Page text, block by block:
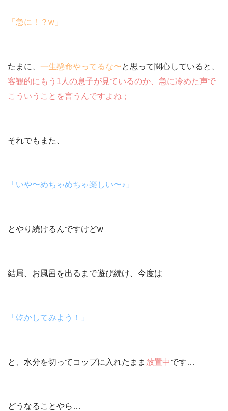
「急に！？w」
たまに、 一生懸命やってるな〜と思って関心していると、
客観的にもう1人の息子が見ているのか、急に冷めた声で
こういうことを言うんですよね；
それでもまた、
「いや〜めちゃめちゃ楽しい〜♪」
とやり続けるんですけどw
結局、お風呂を出るまで遊び続け、今度は
「乾かしてみよう！」
と、水分を切ってコップに入れたまま 放置中です…
どうなることやら…